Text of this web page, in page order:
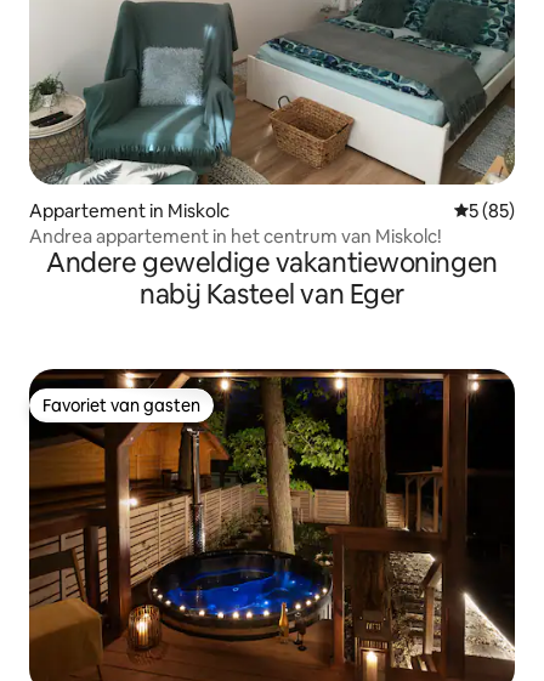
Appartement in Miskolc
5 (85)
Andrea appartement in het centrum van Miskolc!
Andere geweldige vakantiewoningen
nabij Kasteel van Eger
Favoriet van gasten
Favoriet van gasten